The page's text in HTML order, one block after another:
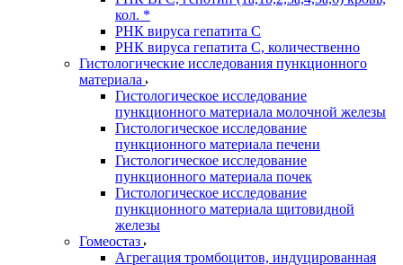
кол. *
РНК вируса гепатита C
РНК вируса гепатита C, количественно
Гистологические исследования пункционного
материала
Гистологическое исследование
пункционного материала молочной железы
Гистологическое исследование
пункционного материала печени
Гистологическое исследование
пункционного материала почек
Гистологическое исследование
пункционного материала щитовидной
железы
Гомеостаз
Агрегация тромбоцитов, индуцированная